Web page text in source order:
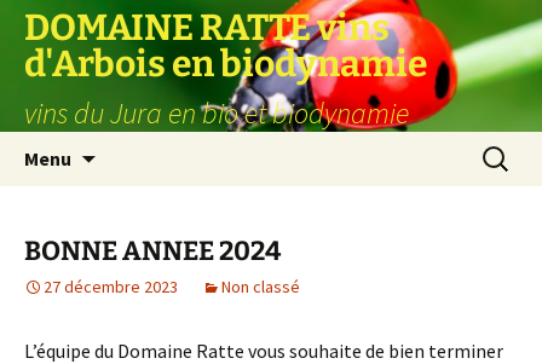
Aller
contenu
DOMAINE RATTE vins
d'Arbois en biodynamie
vins du Jura en bio et biodynamie
Menu
BONNE ANNEE 2024
27 décembre 2023 Non classé
L’équipe du Domaine Ratte vous souhaite de bien terminer